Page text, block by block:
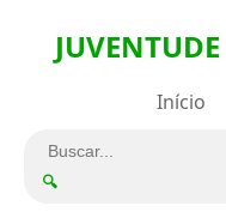
Início
🔍